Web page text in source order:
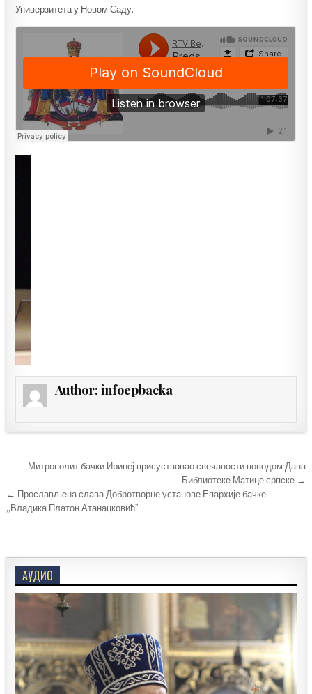
Универзитета у Новом Саду.
Author:infoepbacka
Кретање
чланка
Митрополит бачки Иринеј присуствовао свечаности поводом Дана
Библиотеке Матице српске →
← Прослављена слава Добротворне установе Епархије бачке
„Владика Платон Атанацковићˮ
АУДИО